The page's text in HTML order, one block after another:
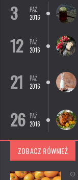
3
PAŹ
2016
12
PAŹ
2016
21
PAŹ
2016
26 PAŹ
2016
ZOBACZ RÓWNIEŻ